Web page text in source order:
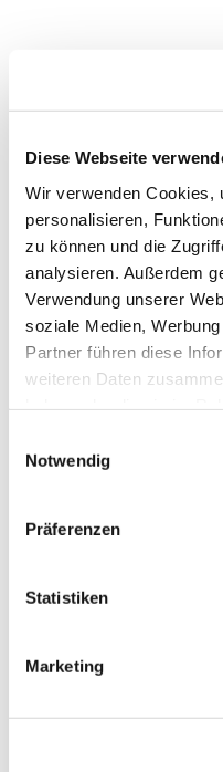
Diese Webseite
Wir verwenden Cookies,
personalisieren,
zu können und die
analysieren. Außerdem
Verwendung unserer
soziale Medien,
Partner führen diese
weiteren Daten
Notwendig
Präferenzen
Statistiken
Marketing
Dies